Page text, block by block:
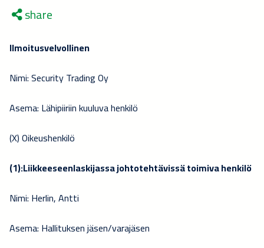
share
Ilmoitusvelvollinen
Nimi: Security Trading Oy
Asema: Lähipiiriin kuuluva henkilö
(X) Oikeushenkilö
(1):Liikkeeseenlaskijassa johtotehtävissä toimiva henkilö
Nimi: Herlin, Antti
Asema: Hallituksen jäsen/varajäsen